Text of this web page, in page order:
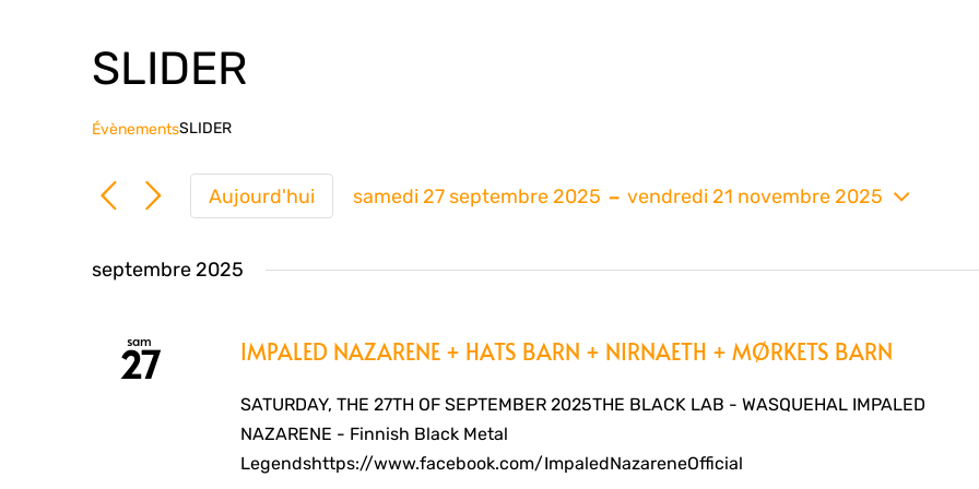
SLIDER
ÉvènementsSLIDER
Aujourd'hui samedi 27 septembre 2025 - vendredi 21 novembre 2025
septembre 2025
sam
27 IMPALED NAZARENE + HATS BARN + NIRNAETH + MØRKETS BARN
SATURDAY, THE 27TH OF SEPTEMBER 2025THE BLACK LAB - WASQUEHAL IMPALED
NAZARENE - Finnish Black Metal
Legendshttps://www.facebook.com/ImpaledNazareneOfficial